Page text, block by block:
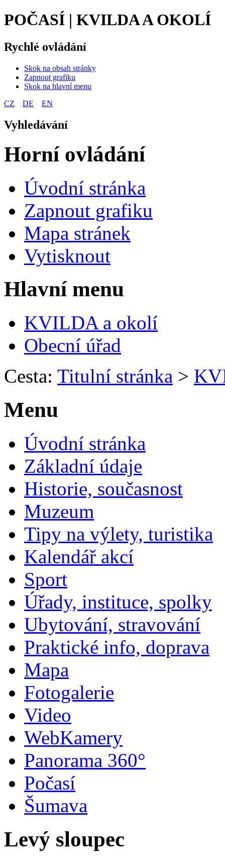
POČASÍ | KVILDA A OKOLÍ
Rychlé ovládání
Skok na obsah stránky
Zapnout grafiku
Skok na hlavní menu
CZ
DE EN
Vyhledávání
Horní ovládání
Úvodní stránka
Zapnout grafiku
Mapa stránek
Vytisknout
Hlavní menu
KVILDA a okolí
Obecní úřad
Cesta: Titulní stránka >
Menu
Úvodní stránka
Základní údaje
Historie, současnost
Muzeum
Tipy na výlety, turistika
Kalendář akcí
Sport
Úřady, instituce, spolky
Ubytování, stravování
Praktické info, doprava
Mapa
Fotogalerie
Video
WebKamery
Panorama 360°
Počasí
Šumava
Levý sloupec